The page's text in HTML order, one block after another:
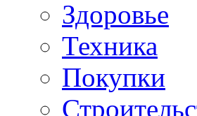
Здоровье
Техника
Покупки